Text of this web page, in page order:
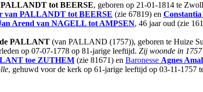
tot BEERSE, geboren op 21-01-1814 te
van PALLANDT tot BEERSE (zie 67819) en
Arend van NAGELL tot AMPSEN, 46 jaar oud (zie
de PALLANT (van PALLAND (1757)), geboren te Huize
op 07-07-1778 op 81-jarige leeftijd. Zij woonde in
toe ZUTHEM (zie 81671) en Baronesse Agnes
, gehuwd voor de kerk op 61-jarige leeftijd op 03-11-1757